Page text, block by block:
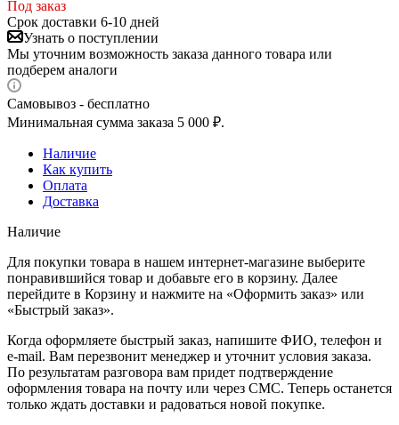
Под заказ
Срок доставки 6-10 дней
Узнать о поступлении
Мы уточним возможность заказа данного товара или
подберем аналоги
Самовывоз - бесплатно
Минимальная сумма заказа 5 000 ₽.
Наличие
Как купить
Оплата
Доставка
Наличие
Для покупки товара в нашем интернет-магазине выберите
понравившийся товар и добавьте его в корзину. Далее
перейдите в Корзину и нажмите на «Оформить заказ» или
«Быстрый заказ».
Когда оформляете быстрый заказ, напишите ФИО, телефон и
e-mail. Вам перезвонит менеджер и уточнит условия заказа.
По результатам разговора вам придет подтверждение
оформления товара на почту или через СМС. Теперь останется
только ждать доставки и радоваться новой покупке.